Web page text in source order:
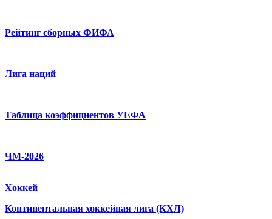
Рейтинг сборных ФИФА
Лига наций
Таблица коэффициентов УЕФА
ЧМ-2026
Хоккей
Континентальная хоккейная лига (КХЛ)